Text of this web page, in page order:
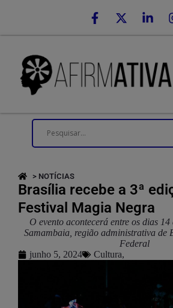
> NOTÍCIAS
Brasília recebe a 3ª
Festival Magia Negra
O evento acontecerá entre os dias
Samambaia, região administrativa de
Federal
junho 5, 2024
Cultura,